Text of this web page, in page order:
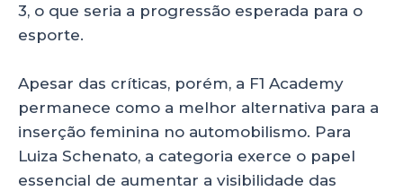
3, o que seria a progressão esperada para o
esporte.
Apesar das críticas, porém, a F1 Academy
permanece como a melhor alternativa para a
inserção feminina no automobilismo. Para
Luiza Schenato, a categoria exerce o papel
essencial de aumentar a visibilidade das